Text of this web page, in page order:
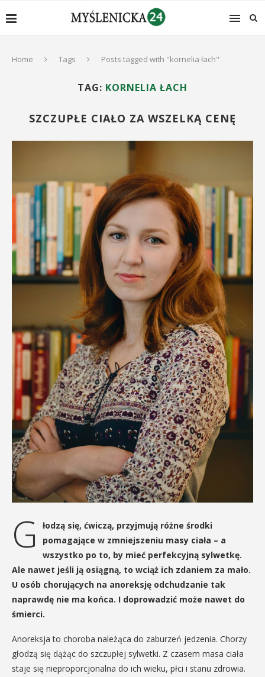
Home Tags Posts tagged with "kornelia łach"
TAG: KORNELIA ŁACH
SZCZUPŁE CIAŁO ZA WSZELKĄ CENĘ
G
łodzą się, ćwiczą, przyjmują różne środki
pomagające w zmniejszeniu masy ciała – a
wszystko po to, by mieć perfekcyjną sylwetkę.
Ale nawet jeśli ją osiągną, to wciąż ich zdaniem za mało.
U osób chorujących na anoreksję odchudzanie tak
naprawdę nie ma końca. I doprowadzić może nawet do
śmierci.
Anoreksja to choroba należąca do zaburzeń jedzenia. Chorzy
głodzą się dążąc do szczupłej sylwetki. Z czasem masa ciała
staje się nieproporcjonalna do ich wieku, płci i stanu zdrowia.